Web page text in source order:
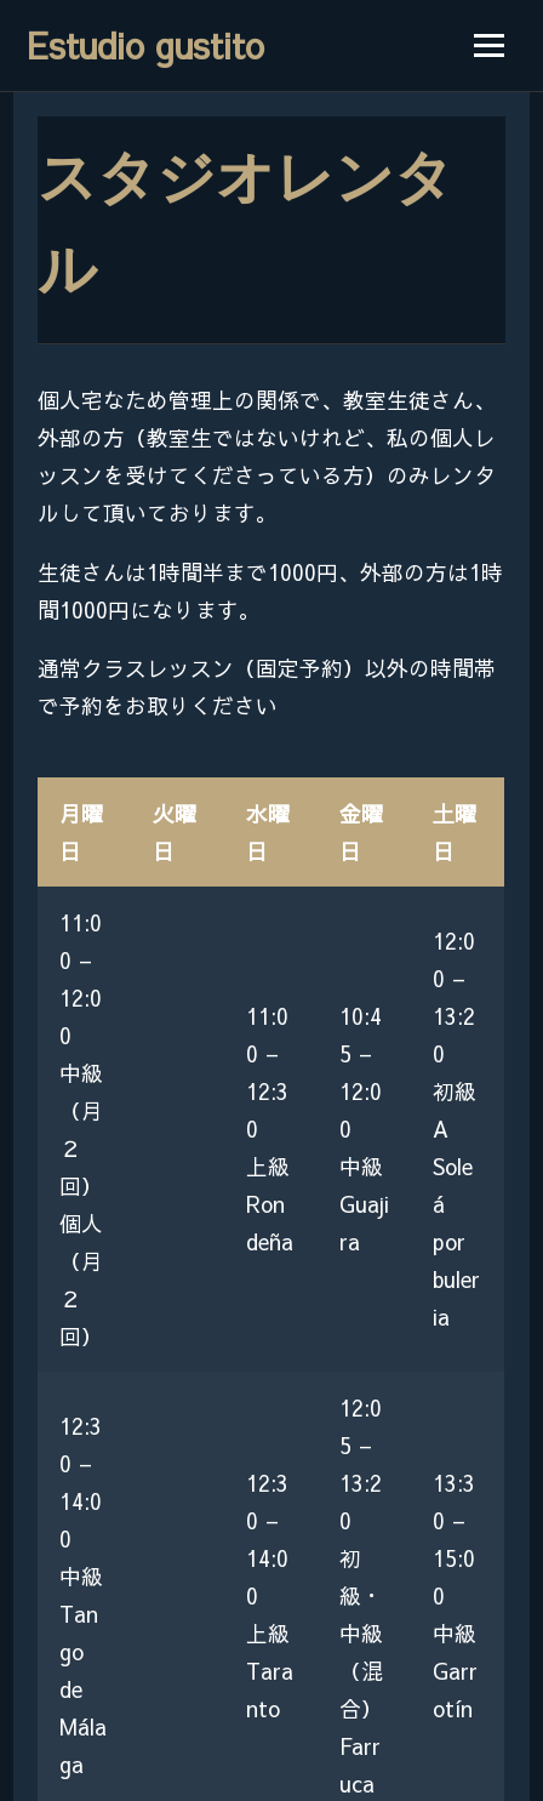
Estudio gustito
スタジオレンタ
ル
個人宅なため管理上の関係で、教室生徒さん、
外部の方（教室生ではないけれど、私の個人レ
ッスンを受けてくださっている方）のみレンタ
ルして頂いております。
生徒さんは1時間半まで1000円、外部の方は1時
間1000円になります。
通常クラスレッスン（固定予約）以外の時間帯
で予約をお取りください
月曜
日
火曜
日
水曜
日
金曜
日
土曜
日
11:0
0 –
12:0
0
中級
（月
２
回）
個人
（月
２
回）
11:0
0 –
12:3
0
上級
Ron
deña
10:4
5 –
12:0
0
中級
Guaji
ra
12:0
0 –
13:2
0
初級
A
Sole
á
por
buler
ia
12:3
0 –
14:0
0
中級
Tan
go
de
Mála
ga
12:3
0 –
14:0
0
上級
Tara
nto
12:0
5 –
13:2
0
初
級・
中級
（混
合）
Farr
uca
13:3
0 –
15:0
0
中級
Garr
otín